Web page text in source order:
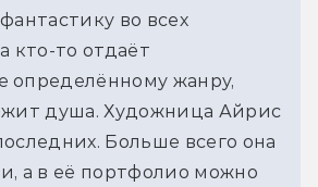
во всех
кто-то отдаёт
определённому жанру,
душа. Художница Айрис
Больше всего она
а в её портфолио можно